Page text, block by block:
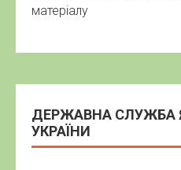
матеріалу
ДЕРЖАВНА СЛУЖБА
УКРАЇНИ